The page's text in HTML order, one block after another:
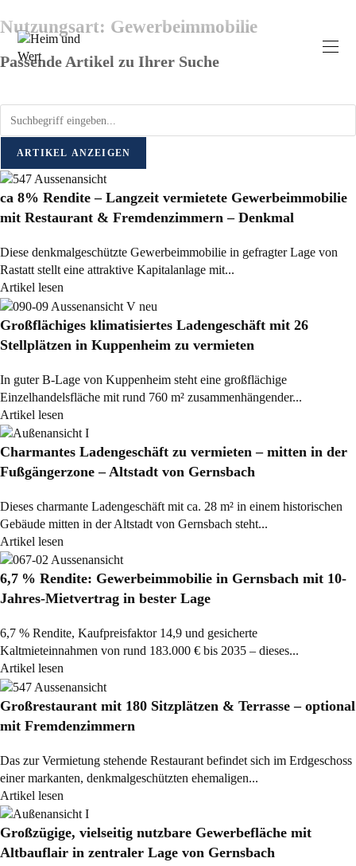
Nutzungsart: Gewerbeimmobilie
Passende Artikel zu Ihrer Suche
ARTIKEL ANZEIGEN
ca 8% Rendite – Langzeit vermietete Gewerbeimmobilie
mit Restaurant & Fremdenzimmern – Denkmal
Diese denkmalgeschützte Gewerbeimmobilie in gefragter Lage von
Rastatt stellt eine attraktive Kapitalanlage mit...
Artikel lesen
Großflächiges klimatisiertes Ladengeschäft mit 26
Stellplätzen in Kuppenheim zu vermieten
In guter B-Lage von Kuppenheim steht eine großflächige
Einzelhandelsfläche mit rund 760 m² zusammenhängender...
Artikel lesen
Charmantes Ladengeschäft zu vermieten – mitten in der
Fußgängerzone – Altstadt von Gernsbach
Dieses charmante Ladengeschäft mit ca. 28 m² in einem historischen
Gebäude mitten in der Altstadt von Gernsbach steht...
Artikel lesen
6,7 % Rendite: Gewerbeimmobilie in Gernsbach mit 10-
Jahres-Mietvertrag in bester Lage
6,7 % Rendite, Kaufpreisfaktor 14,9 und gesicherte
Kaltmieteinnahmen von rund 183.000 € bis 2035 – dieses...
Artikel lesen
Großrestaurant mit 180 Sitzplätzen & Terrasse – optional
mit Fremdenzimmern
Das zur Vermietung stehende Restaurant befindet sich im Erdgeschoss
einer markanten, denkmalgeschützten ehemaligen...
Artikel lesen
Großzügige, vielseitig nutzbare Gewerbefläche mit
Altbauflair in zentraler Lage von Gernsbach